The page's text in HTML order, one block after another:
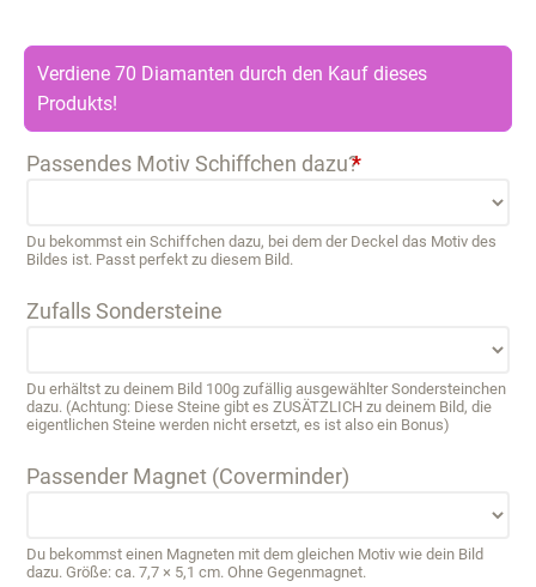
Verdiene 70 Diamanten durch den Kauf dieses
Produkts!
Passendes Motiv Schiffchen dazu?*
Du bekommst ein Schiffchen dazu, bei dem der Deckel das Motiv des
Bildes ist. Passt perfekt zu diesem Bild.
Zufalls Sondersteine
Du erhältst zu deinem Bild 100g zufällig ausgewählter Sondersteinchen
dazu. (Achtung: Diese Steine gibt es ZUSÄTZLICH zu deinem Bild, die
eigentlichen Steine werden nicht ersetzt, es ist also ein Bonus)
Passender Magnet (Coverminder)
Du bekommst einen Magneten mit dem gleichen Motiv wie dein Bild
dazu. Größe: ca. 7,7 × 5,1 cm. Ohne Gegenmagnet.